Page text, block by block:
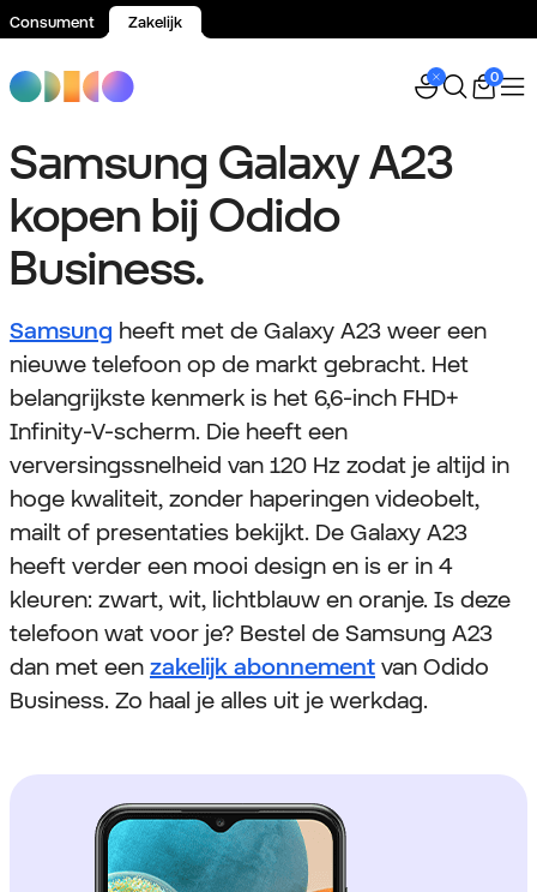
Consument Zakelijk
0
Samsung Galaxy A23
kopen bij Odido
Business.
Samsung heeft met de Galaxy A23 weer een
nieuwe telefoon op de markt gebracht. Het
belangrijkste kenmerk is het 6,6-inch FHD+
Infinity-V-scherm. Die heeft een
verversingssnelheid van 120 Hz zodat je altijd in
hoge kwaliteit, zonder haperingen videobelt,
mailt of presentaties bekijkt. De Galaxy A23
heeft verder een mooi design en is er in 4
kleuren: zwart, wit, lichtblauw en oranje. Is deze
telefoon wat voor je? Bestel de Samsung A23
dan met een zakelijk abonnement van Odido
Business. Zo haal je alles uit je werkdag.